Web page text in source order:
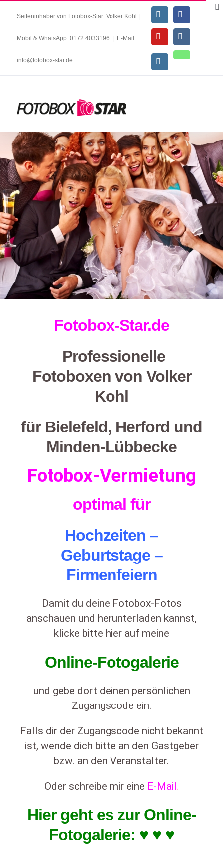
Seiteninhaber von Fotobox-Star: Volker Kohl |
Mobil & WhatsApp: 0172 4033196 E-Mail:
info@fotobox-star.de
Fotobox-Star.de
Professionelle
Fotoboxen von Volker
Kohl
für Bielefeld, Herford und
Minden-Lübbecke
Fotobox-Vermietung
optimal für
Hochzeiten –
Geburtstage –
Firmenfeiern
Damit du deine Fotobox-Fotos
anschauen und herunterladen kannst,
klicke bitte hier auf meine
Online-Fotogalerie
und gebe dort deinen persönlichen
Zugangscode ein.
Falls dir der Zugangscode nicht bekannt
ist, wende dich bitte an den Gastgeber
bzw. an den Veranstalter.
Oder schreibe mir eine E-Mail.
Hier geht es zur Online-
Fotogalerie: ♥ ♥ ♥